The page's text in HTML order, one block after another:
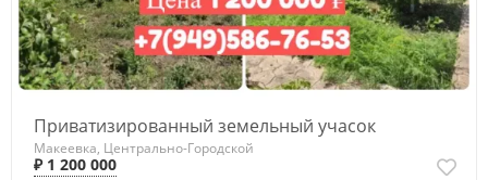
Приватизированный земельный учасок
Макеевка, Центрально-Городской
₽ 1 200 000